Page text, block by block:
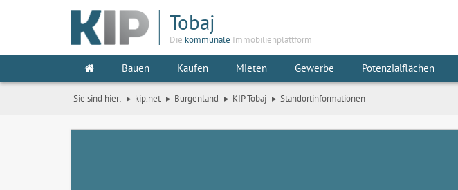
Tobaj
Die kommunale Immobilienplattform
Bauen Kaufen Mieten Gewerbe Potenzialflächen
Sie sind hier: kip.net Burgenland KIP Tobaj Standortinformationen